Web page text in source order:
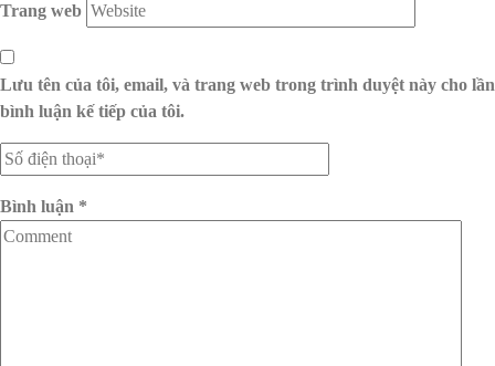
Trang web
Lưu tên của tôi, email, và trang web trong trình duyệt này cho lần
bình luận kế tiếp của tôi.
Bình luận *